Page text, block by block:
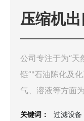
压缩机
公司专注于为“天
链”"石油陈化及
气、溶液等方面
关键词： 过滤设备